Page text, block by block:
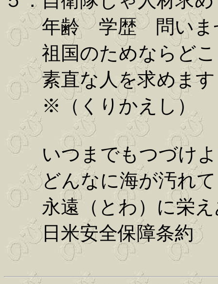
年齢 学歴 問いま
祖国のためならどこ
素直な人を求めます
※（くりかえし）
いつまでもつづけ
どんなに海が汚れて
永遠（とわ）に栄え
日米安全保障条約